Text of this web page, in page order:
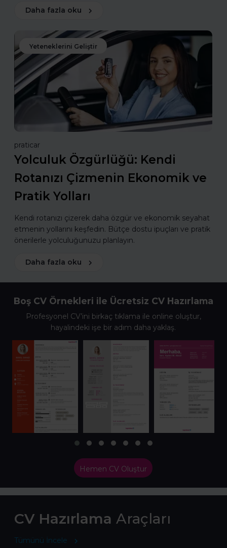
Daha fazla oku
Yeteneklerini Geliştir
praticar
Yolculuk Özgürlüğü: Kendi
Rotanızı Çizmenin Ekonomik ve
Pratik Yolları
Kendi rotanızı çizerek daha özgür ve ekonomik seyahat
etmenin yollarını keşfedin. Bütçe dostu ipuçları ve pratik
önerilerle yolculuğunuzu planlayın.
Daha fazla oku
Boş CV Örnekleri ile Ücretsiz CV Hazırlama
Profesyonel CV’ini birkaç tıklama ile online oluştur,
hayalindeki işe bir adım daha yaklaş.
Hemen CV Oluştur
CV Hazırlama Araçları
Tümünü İncele